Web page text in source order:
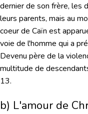
dernier de son frère, les
leurs parents, mais au
coeur de Caïn est
voie de l'homme qui a
Devenu père de la
multitude de
13.
b) L'amour de